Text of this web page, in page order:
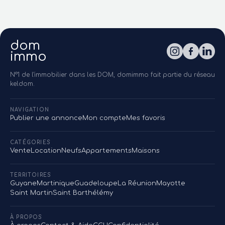
dom
immo
N°1 de l'immobilier dans les DOM, domimmo fait partie du réseau
keldom.
NAVIGATION
Publier une annonceMon compteMes favoris
CATÉGORIES
Vente LocationNeufsAppartementsMaisons
TERRITOIRES
GuyaneMartiniqueGuadeloupe La RéunionMayotte
Saint MartinSaint Barthélémy
À PROPOS